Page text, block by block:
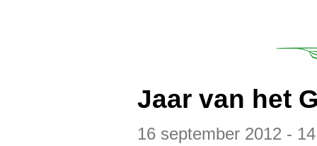
Jaar van het
16 september 2012 -